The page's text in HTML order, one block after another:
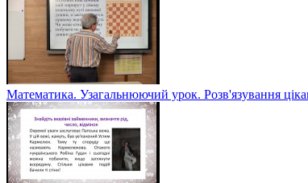
Математика. Узагальнюючий урок. Розв'язування